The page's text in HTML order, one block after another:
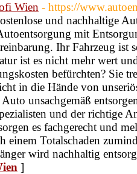
Wien - https://
und nachhaltige
mit
Ihr Fahrzeug ist
ist es nicht mehr wert
befürchten? Sie
in die Hände von
unsachgemäß
und der richtige
es fachgerecht und
einem Totalschaden
wird nachhaltig
]